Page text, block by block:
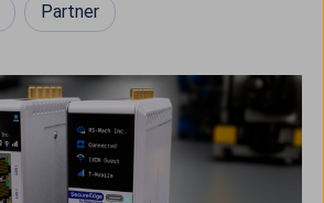
Partner